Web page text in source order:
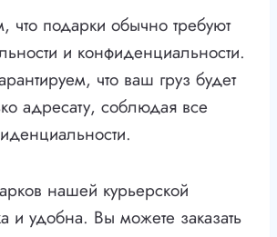
подарки обычно требуют
и конфиденциальности.
что ваш груз будет
адресату, соблюдая все
нашей курьерской
и удобна. Вы можете заказать